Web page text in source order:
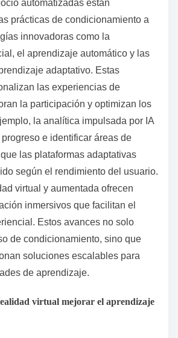
automatizadas están
prácticas de condicionamiento a
innovadoras como la
el aprendizaje automático y las
adaptativo. Estas
las experiencias de
la participación y optimizan los
la analítica impulsada por IA
e identificar áreas de
las plataformas adaptativas
según el rendimiento del usuario.
virtual y aumentada ofrecen
inmersivos que facilitan el
Estos avances no solo
de condicionamiento, sino que
soluciones escalables para
de aprendizaje.
virtual mejorar el aprendizaje